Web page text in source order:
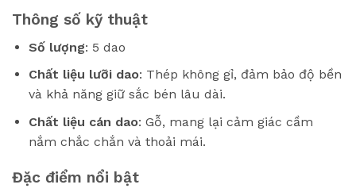
Thông số kỹ thuật
Số lượng: 5 dao
Chất liệu lưỡi dao: Thép không gỉ, đảm bảo độ bền
và khả năng giữ sắc bén lâu dài.
Chất liệu cán dao: Gỗ, mang lại cảm giác cầm
nắm chắc chắn và thoải mái.
Đặc điểm nổi bật